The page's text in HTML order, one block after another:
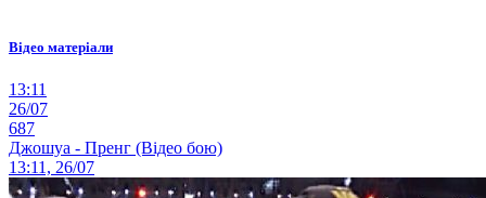
Відео матеріали
13:11
26/07
687
Джошуа - Пренг (Відео бою)
13:11, 26/07